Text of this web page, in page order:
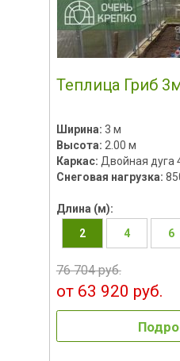
Теплица Гриб
Ширина: 3 м
Высота: 2.00 м
Каркас: Двойная дуга
Снеговая нагрузка:
Длина (м):
2
4 6
76 704 руб.
от 63 920 руб.